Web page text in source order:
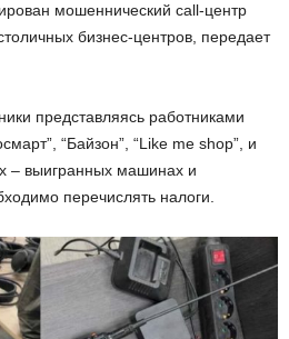
мошеннический call-центр
бизнес-центров, передает
представляясь работниками
“Байзон”, “Like me shop”, и
– выигранных машинах и
перечислять налоги.